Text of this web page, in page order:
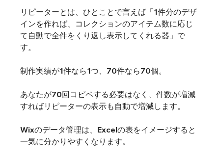
リピーターとは、ひとことで言えば「1件分のデザ
インを作れば、コレクションのアイテム数に応じ
て自動で全件をくり返し表示してくれる器」で
す。
制作実績が1件なら1つ、70件なら70個。
あなたが70回コピペする必要はなく、件数が増減
すればリピーターの表示も自動で増減します。
Wixのデータ管理は、Excelの表をイメージすると
一気に分かりやすくなります。